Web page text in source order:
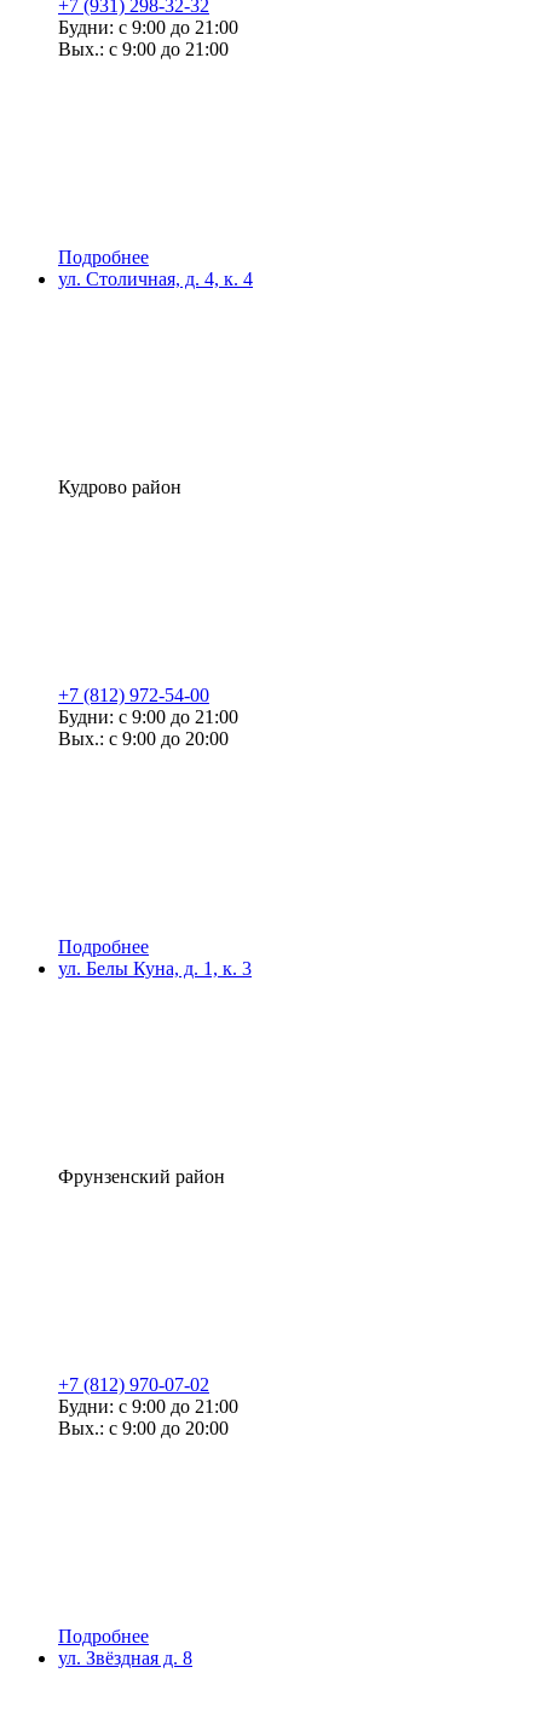
+7 (931) 298-32-32
Будни: с 9:00 до 21:00
Вых.: с 9:00 до 21:00
Подробнее
ул. Столичная, д. 4, к. 4
Кудрово район
+7 (812) 972-54-00
Будни: с 9:00 до 21:00
Вых.: с 9:00 до 20:00
Подробнее
ул. Белы Куна, д. 1, к. 3
Фрунзенский район
+7 (812) 970-07-02
Будни: с 9:00 до 21:00
Вых.: с 9:00 до 20:00
Подробнее
ул. Звёздная д. 8